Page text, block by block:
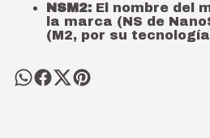
NSM2:El nombre del
la marca (NS de
(M2, por su tecnología